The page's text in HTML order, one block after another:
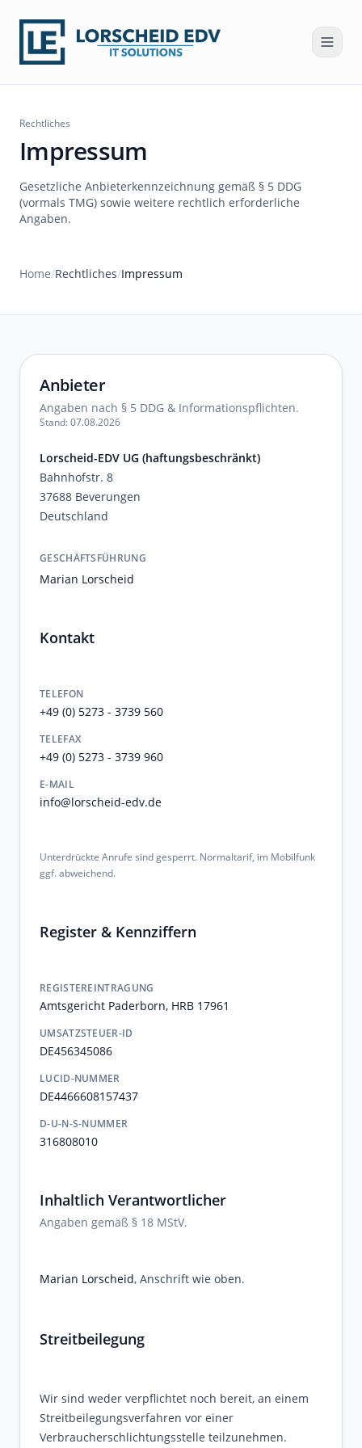
Rechtliches
Impressum
Gesetzliche Anbieterkennzeichnung gemäß § 5 DDG
(vormals TMG) sowie weitere rechtlich erforderliche
Angaben.
Home/Rechtliches/Impressum
Anbieter
Angaben nach § 5 DDG & Informationspflichten.
Stand: 07.08.2026
Lorscheid-EDV UG (haftungsbeschränkt)
Bahnhofstr. 8
37688 Beverungen
Deutschland
GESCHÄFTSFÜHRUNG
Marian Lorscheid
Kontakt
TELEFON
+49 (0) 5273 - 3739 560
TELEFAX
+49 (0) 5273 - 3739 960
E-MAIL
info@lorscheid-edv.de
Unterdrückte Anrufe sind gesperrt. Normaltarif, im Mobilfunk
ggf. abweichend.
Register & Kennziffern
REGISTEREINTRAGUNG
Amtsgericht Paderborn, HRB 17961
UMSATZSTEUER-ID
DE456345086
LUCID-NUMMER
DE4466608157437
D-U-N-S-NUMMER
316808010
Inhaltlich Verantwortlicher
Angaben gemäß § 18 MStV.
Marian Lorscheid, Anschrift wie oben.
Streitbeilegung
Wir sind weder verpflichtet noch bereit, an einem
Streitbeilegungsverfahren vor einer
Verbraucherschlichtungsstelle teilzunehmen.